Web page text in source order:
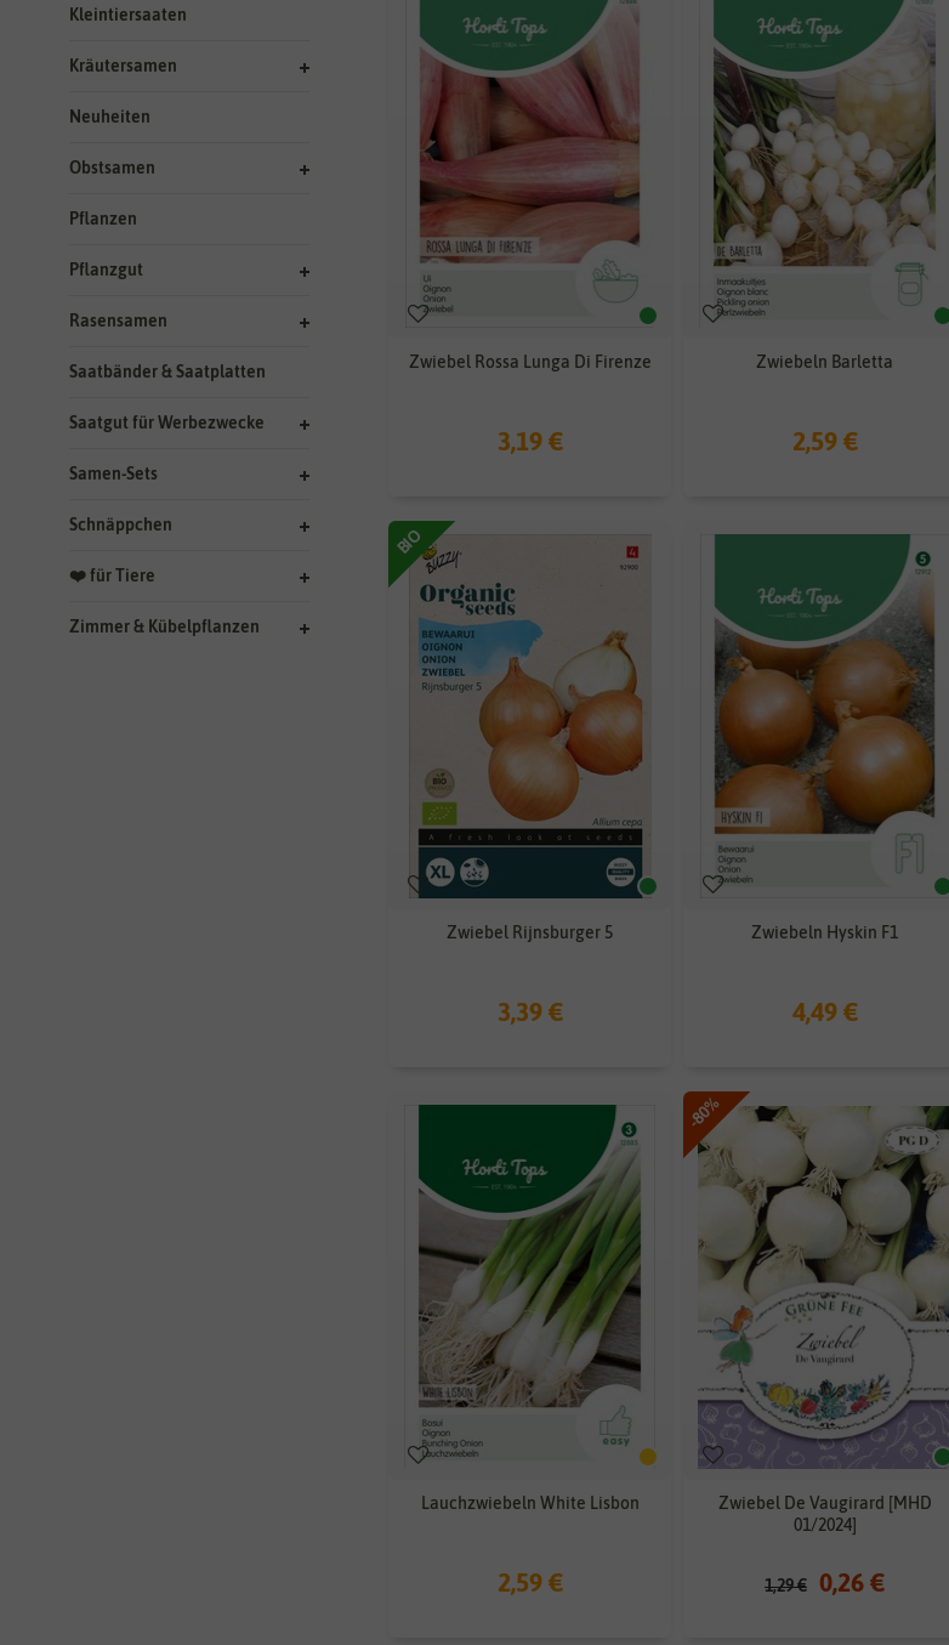
Kleintiersaaten
Kräutersamen
Neuheiten
Obstsamen
Pflanzen
Pflanzgut
Rasensamen
Saatbänder & Saatplatten
Saatgut für Werbezwecke
Samen-Sets
Schnäppchen
❤️ für Tiere
Zimmer & Kübelpflanzen
Zwiebel Rossa Lunga Di Firenze
3,19 €
Zwiebeln Barletta
2,59 €
BIO
Zwiebel Rijnsburger 5
3,39 €
Zwiebeln Hyskin F1
4,49 €
Lauchzwiebeln White Lisbon
2,59 €
-80%
Zwiebel De Vaugirard [MHD
01/2024]
1,29 € 0,26 €